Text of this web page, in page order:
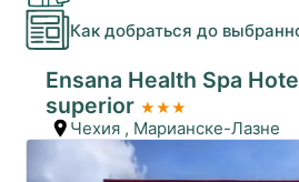
Как добраться до
Ensana Health Spa
superior ★★★
Чехия , Марианске-Лазне